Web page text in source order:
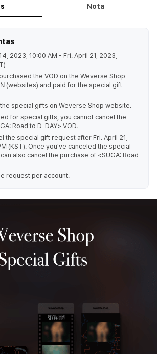
Nota
2023, 10:00 AM - Fri. April 21, 2023,
the VOD on the Weverse Shop
(websites) and paid for the special gift
special gifts on Weverse Shop website.
for special gifts, you cannot cancel the
Road to D-DAY> VOD.
the special gift request after Fri. April 21,
(KST). Once you've canceled the special
also cancel the purchase of <SUGA: Road
request per account.